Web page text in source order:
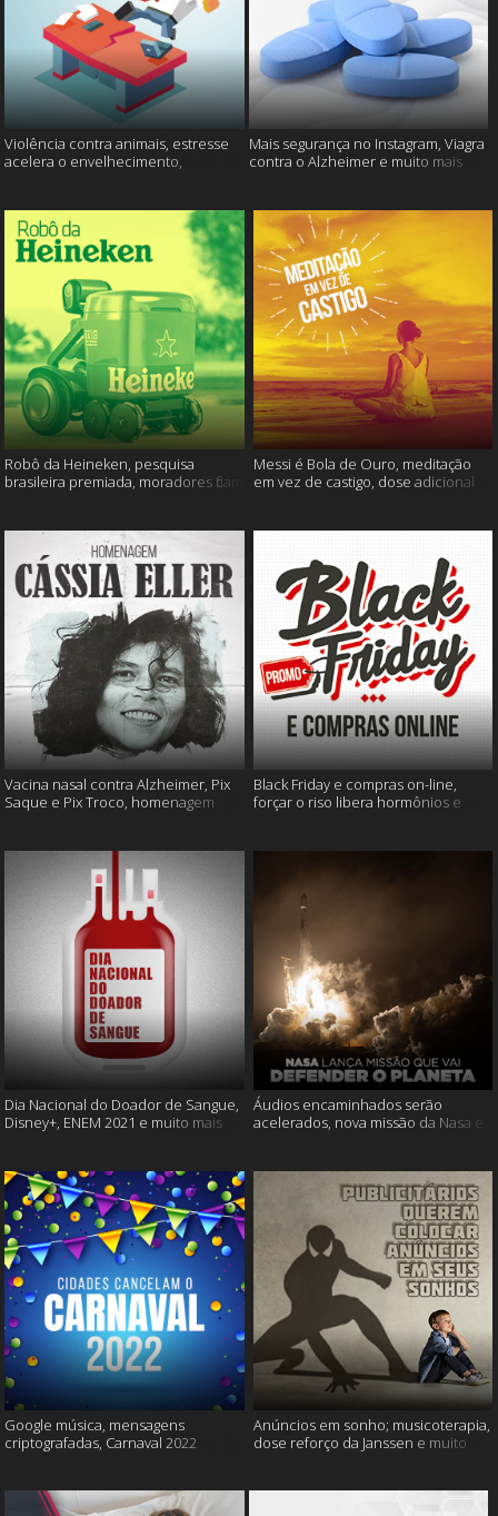
Violência contra animais, estresse
acelera o envelhecimento,
Mais segurança no Instagram, Viagra
contra o Alzheimer e muito mais
Robô da Heineken, pesquisa
brasileira premiada, moradores ficam
Messi é Bola de Ouro, meditação
em vez de castigo, dose adicional
Vacina nasal contra Alzheimer, Pix
Saque e Pix Troco, homenagem
Black Friday e compras on-line,
forçar o riso libera hormônios e
Dia Nacional do Doador de Sangue,
Disney+, ENEM 2021 e muito mais
Áudios encaminhados serão
acelerados, nova missão da Nasa e
Google música, mensagens
criptografadas, Carnaval 2022
Anúncios em sonho; musicoterapia,
dose reforço da Janssen e muito